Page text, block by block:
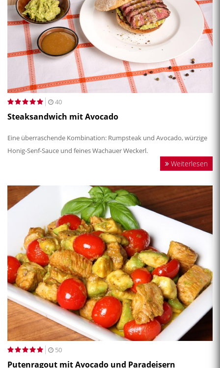
40
Steaksandwich mit Avocado
Eine überraschende Kombination: Rumpsteak und Avocado, würzige
Honig-Senf-Sauce und feines Wachauer Weckerl.
Weiterlesen
50
Putenragout mit Avocado und Paradeisern